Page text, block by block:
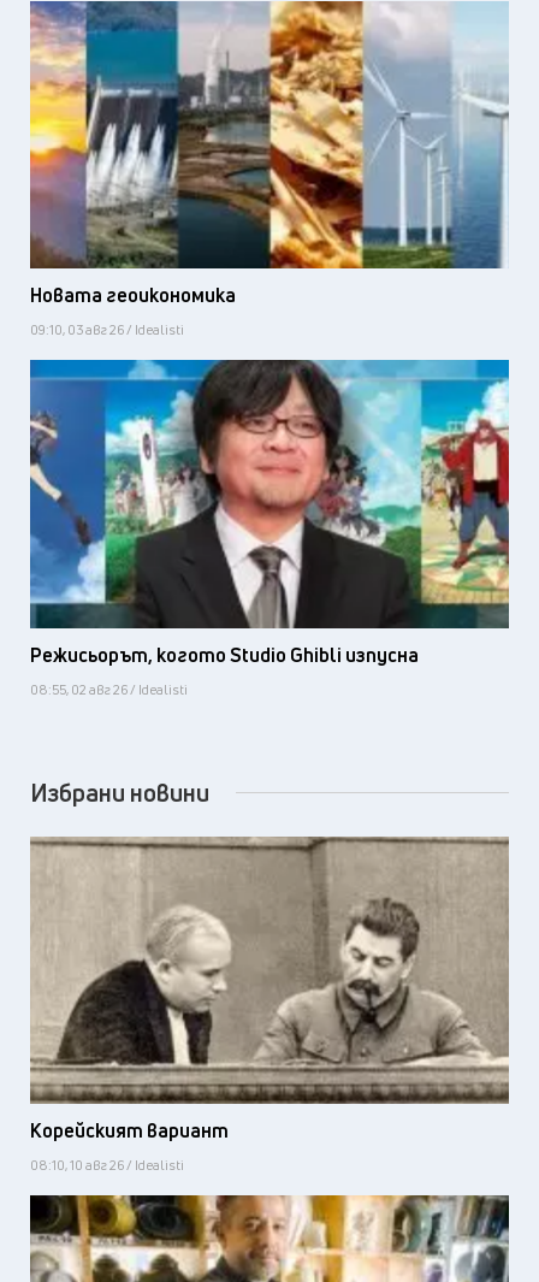
Новата геоикономика
09:10, 03 авг 26 / Idealisti
Режисьорът, когото Studio Ghibli изпусна
08:55, 02 авг 26 / Idealisti
Избрани новини
Корейският вариант
08:10, 10 авг 26 / Idealisti